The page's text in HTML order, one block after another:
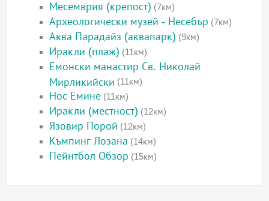
Месемврия (крепост) (7км)
Археологически музей - Несебър (7км)
Аква Парадайз (аквапарк) (9км)
Иракли (плаж) (11км)
Емонски манастир Св. Николай
Мирликийски (11км)
Нос Емине (11км)
Иракли (местност) (12км)
Язовир Порой (12км)
Къмпинг Лозана (14км)
Пейнтбол Обзор (15км)